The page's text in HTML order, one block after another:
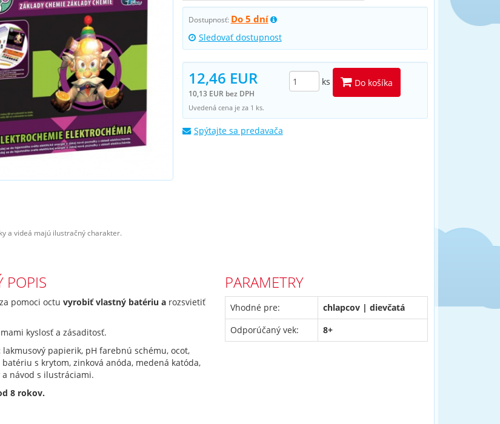
a videá majú ilustračný charakter.
Dostupnosť: Do 5 dní
Sledovať dostupnost
12,46 EUR
10,13 EUR bez DPH
ks Do košíka
Uvedená cena je za 1 ks.
Spýtajte sa predavača
POPIS
pomoci octuvyrobiť vlastný batériu a rozsvietiť
kyslosť a zásaditosť.
lakmusový papierik, pH farebnú schému, ocot,
s krytom, zinková anóda, medená katóda,
návod s ilustráciami.
8 rokov.
PARAMETRY
Vhodné pre:
chlapcov | dievčatá
Odporúčaný vek:
8+